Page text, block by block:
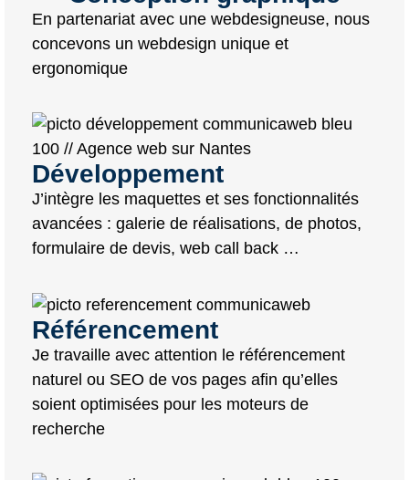
En partenariat avec une webdesigneuse, nous
concevons un webdesign unique et
ergonomique
Développement
J’intègre les maquettes et ses fonctionnalités
avancées : galerie de réalisations, de photos,
formulaire de devis, web call back …
Référencement
Je travaille avec attention le référencement
naturel ou SEO de vos pages afin qu’elles
soient optimisées pour les moteurs de
recherche